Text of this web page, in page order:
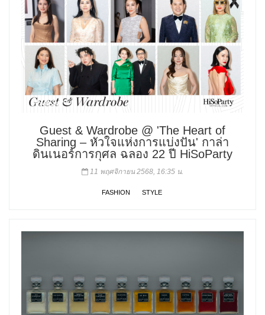
Guest & Wardrobe @ 'The Heart of
Sharing – หัวใจแห่งการแบ่งปัน' กาล่า
ดินเนอร์การกุศล ฉลอง 22 ปี HiSoParty
11 พฤศจิกายน 2568, 16:35 น.
FASHION STYLE